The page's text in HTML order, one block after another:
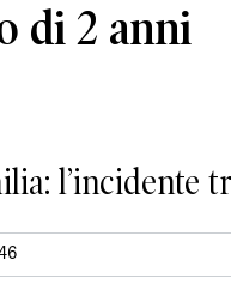
di 2 anni
l’incidente